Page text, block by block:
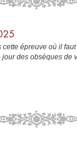
épreuve où il
des obsèques